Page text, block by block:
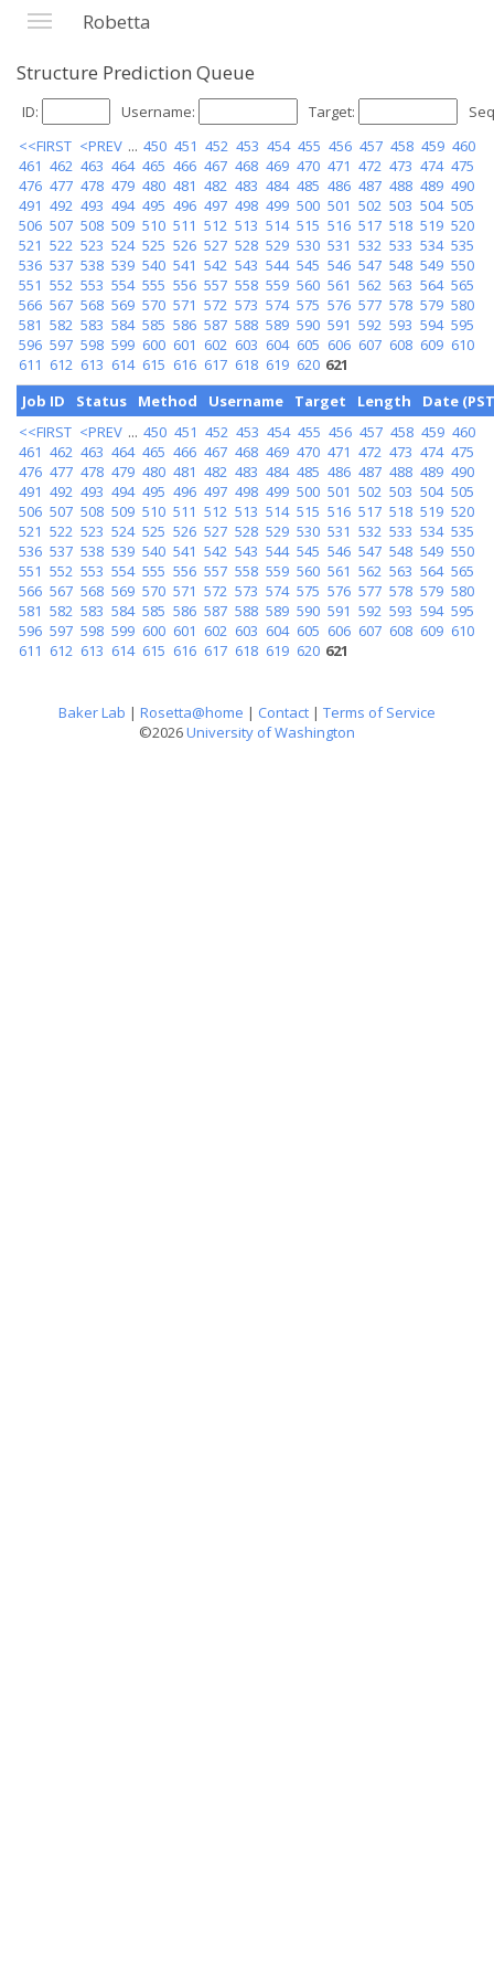
Robetta
Structure Prediction Queue
ID: Username: Target:
<<FIRST <PREV ... 450 451 452 453 454 455 456 457 458 459 460
461 462 463 464 465 466 467 468 469 470 471 472 473 474 475
476 477 478 479 480 481 482 483 484 485 486 487 488 489 490
491 492 493 494 495 496 497 498 499 500 501 502 503 504 505
506 507 508 509 510 511 512 513 514 515 516 517 518 519 520
521 522 523 524 525 526 527 528 529 530 531 532 533 534 535
536 537 538 539 540 541 542 543 544 545 546 547 548 549 550
551 552 553 554 555 556 557 558 559 560 561 562 563 564 565
566 567 568 569 570 571 572 573 574 575 576 577 578 579 580
581 582 583 584 585 586 587 588 589 590 591 592 593 594 595
596 597 598 599 600 601 602 603 604 605 606 607 608 609 610
611 612 613 614 615 616 617 618 619 620 621
Job ID
Status Method Username Target Length
Date
<<FIRST <PREV ... 450 451 452 453 454 455 456 457 458 459 460
461 462 463 464 465 466 467 468 469 470 471 472 473 474 475
476 477 478 479 480 481 482 483 484 485 486 487 488 489 490
491 492 493 494 495 496 497 498 499 500 501 502 503 504 505
506 507 508 509 510 511 512 513 514 515 516 517 518 519 520
521 522 523 524 525 526 527 528 529 530 531 532 533 534 535
536 537 538 539 540 541 542 543 544 545 546 547 548 549 550
551 552 553 554 555 556 557 558 559 560 561 562 563 564 565
566 567 568 569 570 571 572 573 574 575 576 577 578 579 580
581 582 583 584 585 586 587 588 589 590 591 592 593 594 595
596 597 598 599 600 601 602 603 604 605 606 607 608 609 610
611 612 613 614 615 616 617 618 619 620 621
Baker Lab | Rosetta@home | Contact | Terms of Service
©2026University of Washington